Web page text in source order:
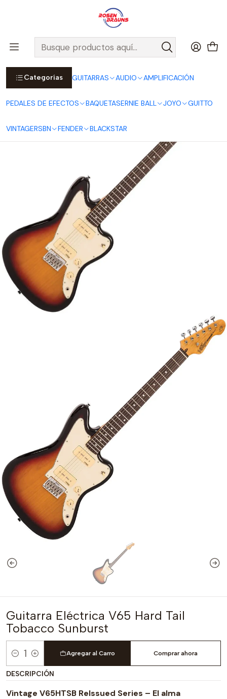
Categorías GUITARRAS AUDIO AMPLIFICACIÓN
PEDALES DE EFECTOS BAQUETASERNIE BALL JOYO GUITTO
VINTAGERSBN FENDER BLACKSTAR
Por compras sobre $25.000 en Santiago urbano, Colina o
Padre Hurtado, incluimos el despacho!
Ver Detalles
Inicio GUITARRAS ELÉCTRICAS
Jags
Guitarra Eléctrica V65 Hard Tail Tobacco Sunburst
Guitarra Eléctrica V65 Hard Tail
Tobacco Sunburst
Cantidad
Agregar al Carro Comprar ahora
DESCRIPCIÓN
Vintage V65HTSB ReIssued Series – El alma